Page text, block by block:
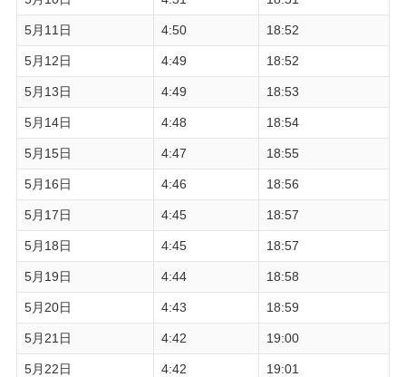
5月11日 4:50 18:52
5月12日 4:49 18:52
5月13日 4:49 18:53
5月14日 4:48 18:54
5月15日 4:47 18:55
5月16日 4:46 18:56
5月17日 4:45 18:57
5月18日 4:45 18:57
5月19日 4:44 18:58
5月20日 4:43 18:59
5月21日 4:42 19:00
5月22日 4:42 19:01